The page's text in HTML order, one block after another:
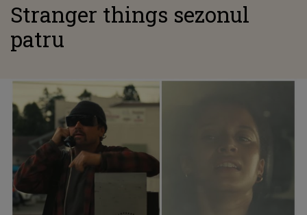
Stranger things sezonul
patru